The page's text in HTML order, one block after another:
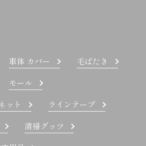
車体 カバー
毛ばたき
モール
ット
ラインテープ
清掃グッツ